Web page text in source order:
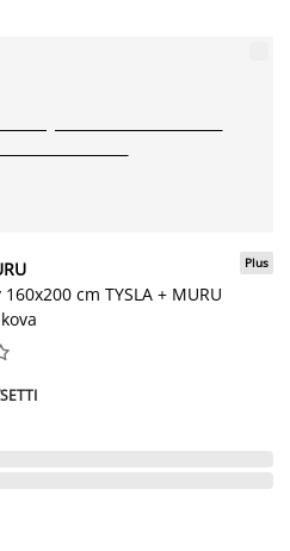
cm TYSLA + MURU
Plus